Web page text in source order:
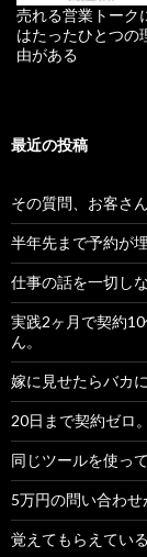
売れる営業トーク
はたったひとつの
由がある
最近の投稿
その質問、お客さ
半年先まで予約が
仕事の話を一切し
実践2ヶ月で契約
ん。
嫁に見せたらバカ
20日まで契約ゼロ
同じツールを使っ
5万円の問い合わ
覚えてもらえてい